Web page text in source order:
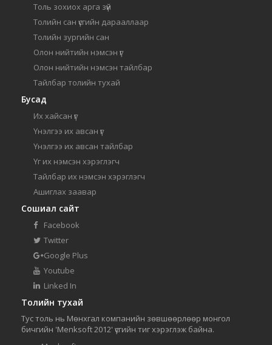
Толь зохиох арга зүй
Толийн сан үсгийн дарааллаар
Толийн зургийн сан
Олон нийтийн нэмсэн үг
Олон нийтийн нэмсэн тайлбар
Тайлбар толийн тухай
Бусад
Их хайсан үг
Үнэлгээ их авсан үг
Үнэлгээ их авсан тайлбар
Үг их нэмсэн хэрэглэгч
Тайлбар их нэмсэн хэрэглэгч
Ашиглах заавар
Сошиал сайт
Facebook
Twitter
Google Plus
Youtube
Linked In
Толийн тухай
Тус толь нь Мөнхгал компанийн зөвшөөрлөөр монгол
бичгийн 'Menksoft 2012' үсгийн тиг хэрэглэж байна.